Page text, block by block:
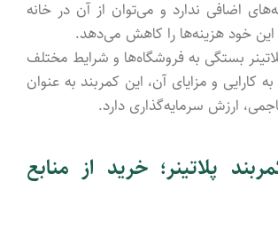
اضافی ندارد و می‌توان از آن در خانه
این خود هزینه‌ها را کاهش می‌دهد.
بستگی به فروشگاه‌ها و شرایط مختلف
به کارایی و مزایای آن، این کمربند به عنوان
ارزش سرمایه‌گذاری دارد.
پلاتینر؛ خرید از منابع